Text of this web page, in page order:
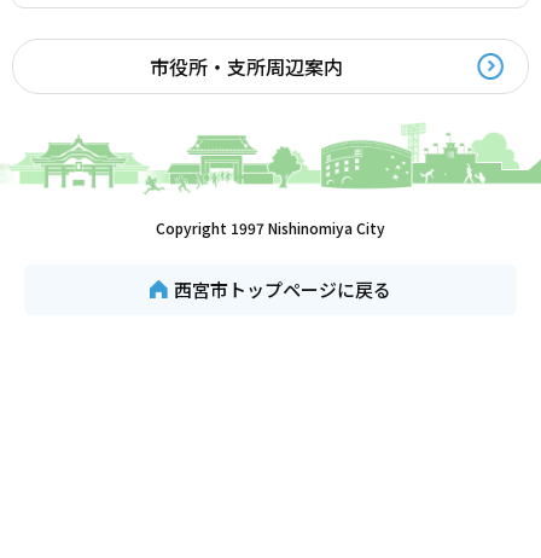
市役所・支所周辺案内
Copyright 1997 Nishinomiya City
西宮市トップページに戻る